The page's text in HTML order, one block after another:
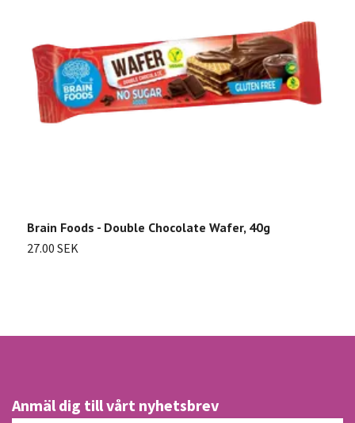
Brain Foods - Double Chocolate Wafer, 40g
27.00 SEK
Anmäl dig till vårt nyhetsbrev